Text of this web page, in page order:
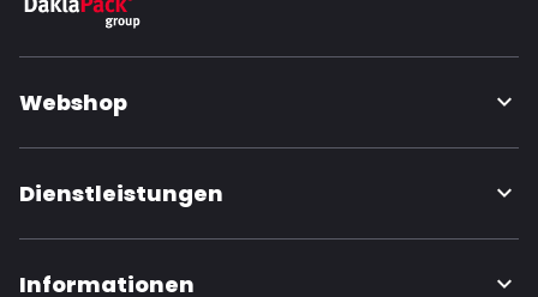
Webshop
Dienstleistungen
Informationen